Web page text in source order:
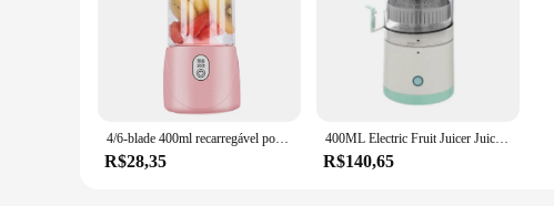
4/6-blade 400ml recarregável portátil elétrico juicer garrafa liquidificador de frutas misturador juicer garrafa liquidificador de frutas misturador juicer garrafa
R$28,35
400ML Electric Fruit Juicer Juice Squeezer Carregamento USB Fruit Juicer Household Orange Lemon Blender Extractores Cozinha Ferramentas espremedor de frutas liquidificador portátil
R$140,65